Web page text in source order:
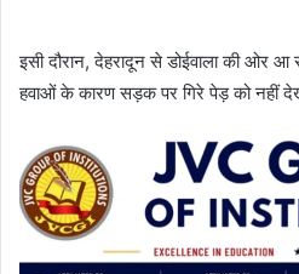
इसी दौरान, देहरादून से डोईवाला की ओर
हवाओं के कारण सड़क पर गिरे पेड़ को नहीं